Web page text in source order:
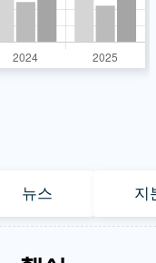
뉴스 지